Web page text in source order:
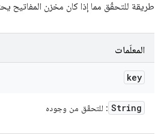
طريقة للتحقّق مما إذا كان مخزن المفاتيح
المعلَمات
key
String : للتحقّق من وجوده